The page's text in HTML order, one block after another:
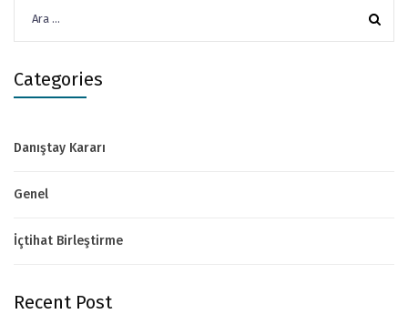
Categories
Danıştay Kararı
Genel
İçtihat Birleştirme
Recent Post